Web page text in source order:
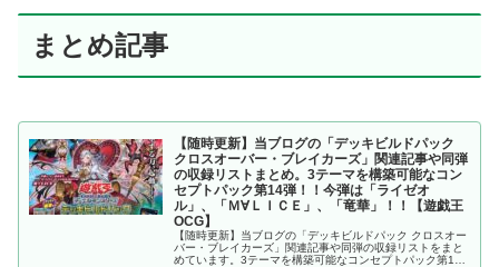
まとめ記事
【随時更新】当ブログの「デッキビルドパック
クロスオーバー・ブレイカーズ」関連記事や同弾
の収録リストまとめ。3テーマを構築可能なコン
セプトパック第14弾！！今弾は「ライゼオ
ル」、「Ｍ∀ＬＩＣＥ」、「竜華」！！【遊戯王
OCG】
【随時更新】当ブログの「デッキビルドパック クロスオー
バー・ブレイカーズ」関連記事や同弾の収録リストをまと
めています。3テーマを構築可能なコンセプトパック第14